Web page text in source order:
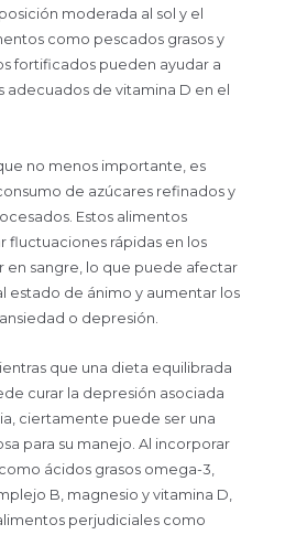
moderada al sol y el
como pescados grasos y
fortificados pueden ayudar a
adecuados de vitamina D en el
no menos importante, es
de azúcares refinados y
Estos alimentos
fluctuaciones rápidas en los
en sangre, lo que puede afectar
estado de ánimo y aumentar los
o depresión.
que una dieta equilibrada
curar la depresión asociada
ciertamente puede ser una
para su manejo. Al incorporar
ácidos grasos omega-3,
B, magnesio y vitamina D,
perjudiciales como